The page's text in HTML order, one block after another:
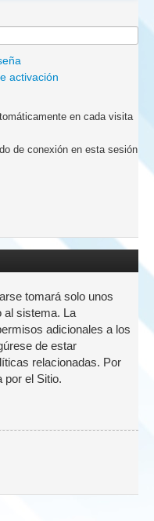
activación
en cada visita
de conexión en esta sesión
tomará solo unos
al sistema. La
adicionales a los
de estar
relacionadas. Por
por el Sitio.